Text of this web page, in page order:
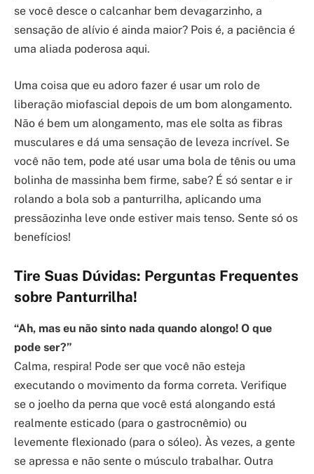
se você desce o calcanhar bem devagarzinho, a
sensação de alívio é ainda maior? Pois é, a paciência é
uma aliada poderosa aqui.
Uma coisa que eu adoro fazer é usar um rolo de
liberação miofascial depois de um bom alongamento.
Não é bem um alongamento, mas ele solta as fibras
musculares e dá uma sensação de leveza incrível. Se
você não tem, pode até usar uma bola de tênis ou uma
bolinha de massinha bem firme, sabe? É só sentar e ir
rolando a bola sob a panturrilha, aplicando uma
pressãozinha leve onde estiver mais tenso. Sente só os
benefícios!
Tire Suas Dúvidas: Perguntas Frequentes
sobre Panturrilha!
“Ah, mas eu não sinto nada quando alongo! O que
pode ser?”
Calma, respira! Pode ser que você não esteja
executando o movimento da forma correta. Verifique
se o joelho da perna que você está alongando está
realmente esticado (para o gastrocnêmio) ou
levemente flexionado (para o sóleo). Às vezes, a gente
se apressa e não sente o músculo trabalhar. Outra